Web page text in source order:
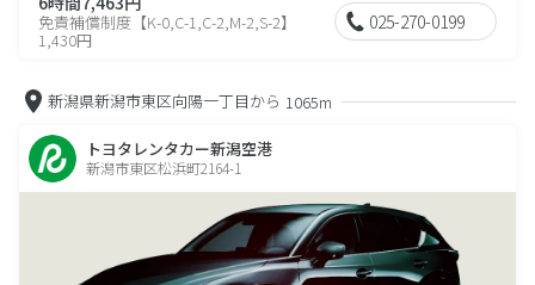
免責補償制度【K-0,C-1,C-2,M-2,S-2】
1,430円
025-270-0199
新潟県新潟市東区向陽一丁目から 1065m
トヨタレンタカー新潟空港
新潟市東区松浜町2164-1